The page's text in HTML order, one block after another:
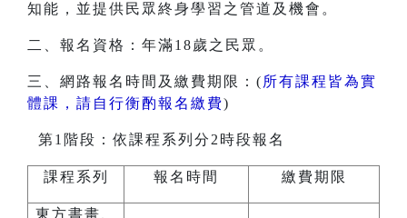
知能，並提供民眾終身學習之管道及機會。
二、報名資格：年滿18歲之民眾。
三、網路報名時間及繳費期限：( 所有課程皆為實
體課，請自行衡酌報名繳費)
第1階段：依課程系列分2時段報名
課程系列 報名時間 繳費期限
東方書畫、